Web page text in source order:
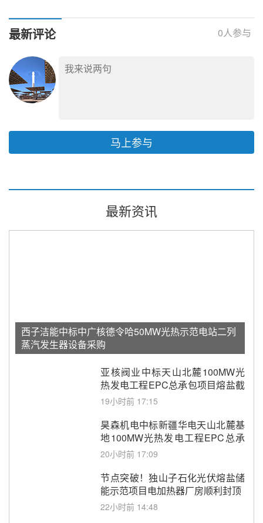
展与跨境合作
最新评论 0人参与
马上参与
最新资讯
西子洁能中标中广核德令哈50MW光热示范电站二列
蒸汽发生器设备采购
亚核阀业中标天山北麓100MW光
热发电工程EPC总承包项目熔盐截
止阀、熔盐三偏心蝶阀采购
19小时前 17:15
昊森机电中标新疆华电天山北麓基
地100MW光热发电工程EPC总承
包项目熔盐介质超声波流量计采购
20小时前 17:09
节点突破！独山子石化光伏熔盐储
能示范项目电加热器厂房顺利封顶
22小时前 14:48